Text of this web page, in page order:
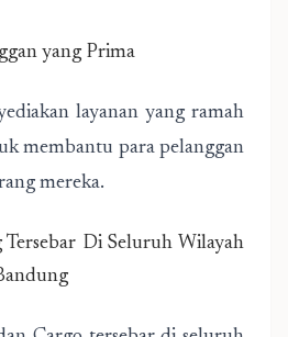
yang Prima
layanan yang ramah
membantu para pelanggan
mereka.
Tersebar Di Seluruh Wilayah